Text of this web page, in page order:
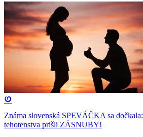
Známa slovenská SPEVÁČKA sa
tehotenstva prišli ZÁSNUBY!